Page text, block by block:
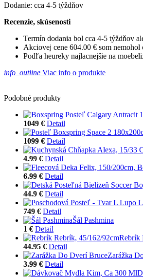
Dodanie: cca 4-5 týždňov
Recenzie, skúsenosti
Termín dodania bol cca 4-5 týždňov
Akciovej cene 604.00 € som nemohol
Podľa heureky najlacnejšie na
info_outline Viac info o produkte
Podobné produkty
1049 € Detail
1099 € Detail
4.99 € Detail
6.99 € Detail
44.9 € Detail
749 € Detail
Šál Pashmina
1 € Detail
Rebrík
44.95 € Detail
Zarážka
3.99 € Detail